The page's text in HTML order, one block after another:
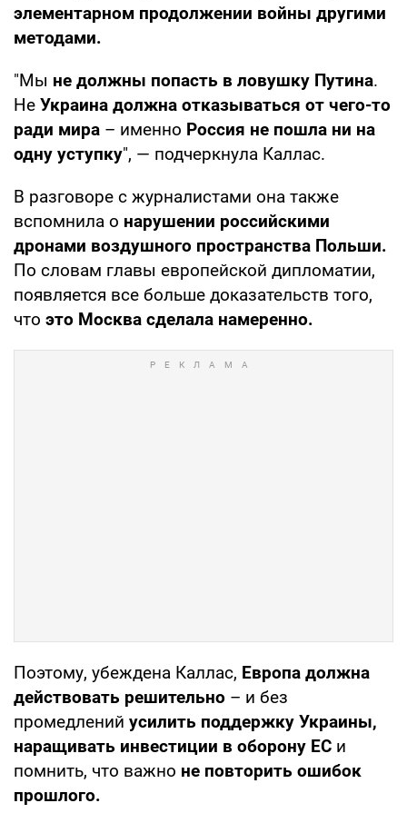
элементарном продолжении войны другими
методами.
"Мы не должны попасть в ловушку Путина.
Не Украина должна отказываться от чего-то
ради мира – именно Россия не пошла ни на
одну уступку", — подчеркнула Каллас.
В разговоре с журналистами она также
вспомнила о нарушении российскими
дронами воздушного пространства Польши.
По словам главы европейской дипломатии,
появляется все больше доказательств того,
что это Москва сделала намеренно.
Поэтому, убеждена Каллас, Европа должна
действовать решительно – и без
промедлений усилить поддержку Украины,
наращивать инвестиции в оборону ЕС и
помнить, что важно не повторить ошибок
прошлого.